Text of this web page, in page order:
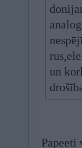
un
Papeeti